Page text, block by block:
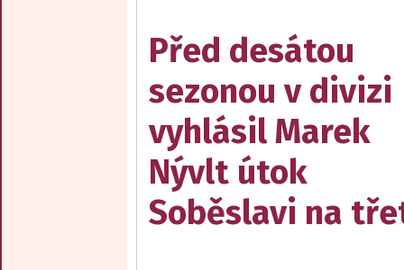
Před desátou
sezonou v divizi
vyhlásil Marek
Nývlt útok
Soběslavi na